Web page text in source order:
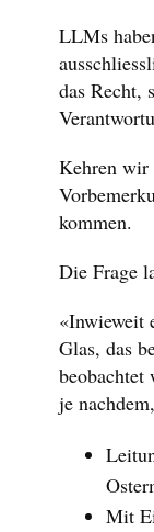
LLMs
das Recht,
Kehren wir
kommen.
Die Frage
«Inwieweit
Glas, das
beobachtet
je
Mit